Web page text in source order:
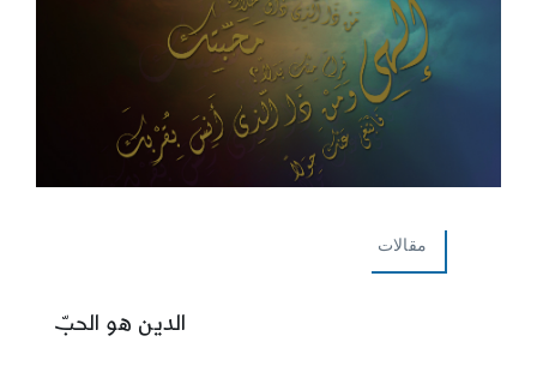
مقالات
الدين هو الحبّ